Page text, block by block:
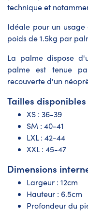
technique et
Idéale pour un usage
poids de 1.5kg par
La palme dispose
palme est tenue
recouverte d'un
Tailles disponibles
XS : 36-39
SM : 40-41
LXL : 42-44
XXL : 45-47
Dimensions
Largeur : 12cm
Hauteur : 6.5cm
Profondeur du